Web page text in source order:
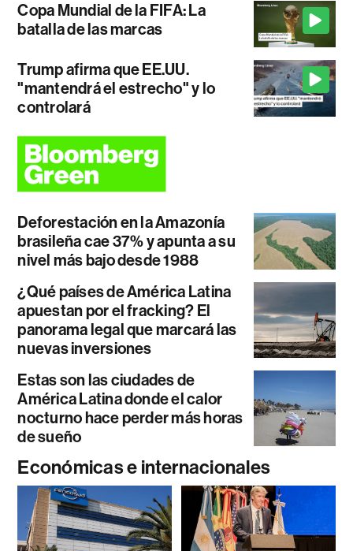
Copa Mundial de la FIFA: La
batalla de las marcas
Trump afirma que EE.UU.
"mantendrá el estrecho" y lo
controlará
Deforestación en la Amazonía
brasileña cae 37% y apunta a su
nivel más bajo desde 1988
¿Qué países de América Latina
apuestan por el fracking? El
panorama legal que marcará las
nuevas inversiones
Estas son las ciudades de
América Latina donde el calor
nocturno hace perder más horas
de sueño
Económicas e internacionales